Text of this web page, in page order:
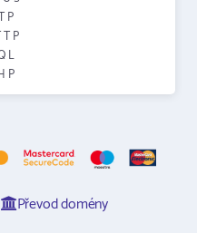
Převod domény